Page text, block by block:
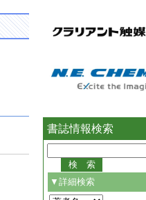
書誌情報検索
▼詳細検索